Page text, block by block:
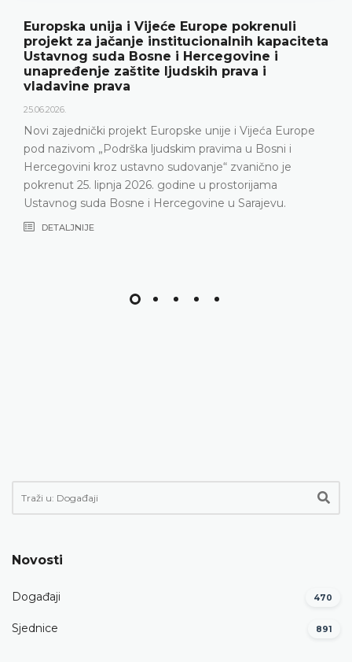
Europska unija i Vijeće Europe pokrenuli
projekt za jačanje institucionalnih kapaciteta
Ustavnog suda Bosne i Hercegovine i
unapređenje zaštite ljudskih prava i
vladavine prava
25.06.2026.
Novi zajednički projekt Europske unije i Vijeća Europe
pod nazivom „Podrška ljudskim pravima u Bosni i
Hercegovini kroz ustavno sudovanje“ zvanično je
pokrenut 25. lipnja 2026. godine u prostorijama
Ustavnog suda Bosne i Hercegovine u Sarajevu.
DETALJNIJE
Novosti
Događaji 470
Sjednice 891